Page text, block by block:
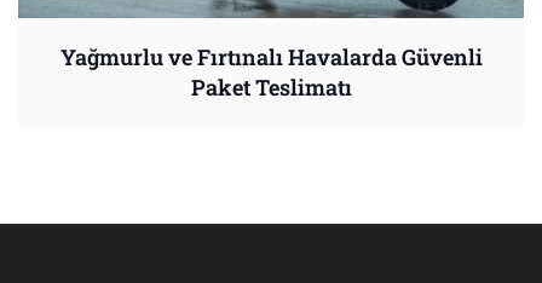
Yağmurlu ve Fırtınalı Havalarda Güvenli
Paket Teslimatı